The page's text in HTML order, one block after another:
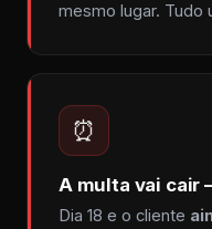
mesmo lugar. Tudo
⏰
A multa vai cair
Dia 18 e o cliente